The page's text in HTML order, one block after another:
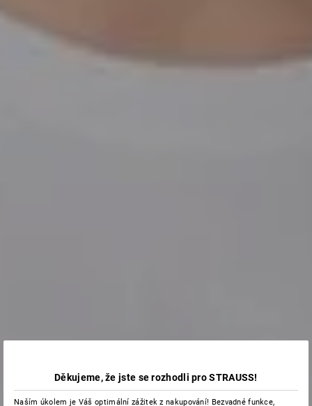
Děkujeme, že jste se rozhodli pro STRAUSS!
Naším úkolem je Váš optimální zážitek z nakupování! Bezvadné funkce,